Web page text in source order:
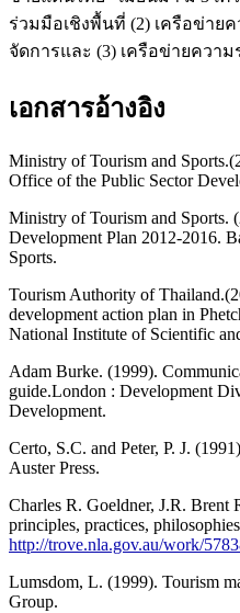
ร่วมมือเชิงพื้นที่ (2) เครือข่าย
จัดการและ (3) เครือข่ายควา
เอกสารอ้างอิง
Ministry of Tourism and
Office of the Public Sector
Ministry of Tourism and Sports.
Development Plan 2012-2016.
Sports.
Tourism Authority of
development action plan in
National Institute of Scientific
Adam Burke. (1999).
guide.London : Development
Development.
Certo, S.C. and Peter, P. J.
Auster Press.
Charles R. Goeldner, J.R. Brent
principles, practices,
http://trove.nla.gov.au/work/
Lumsdom, L. (1999). Tourism
Group.